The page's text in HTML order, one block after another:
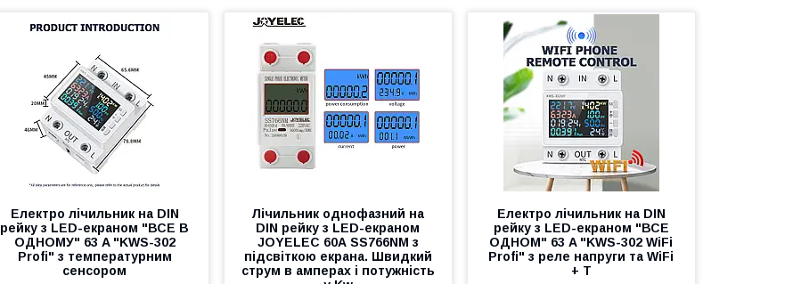
Електро лічильник на DIN
рейку з LED-екраном "ВСЕ В
ОДНОМУ" 63 A "KWS-302
Profi" з температурним
сенсором
Лічильник однофазний на
DIN рейку з LED-екраном
JOYELEC 60А SS766NM з
підсвіткою екрана. Швидкий
струм в амперах і потужність
Електро лічильник на DIN
рейку з LED-екраном "ВСЕ
ОДНОМ" 63 A "KWS-302 WiFi
Profi" з реле напруги та WiFi
+ T